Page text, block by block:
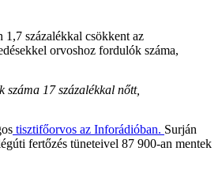
százalékkal csökkent az
orvoshoz fordulók száma,
száma 17 százalékkal nőtt,
tisztifőorvos az Inforádióban. Surján
fertőzés tüneteivel 87 900-an mentek